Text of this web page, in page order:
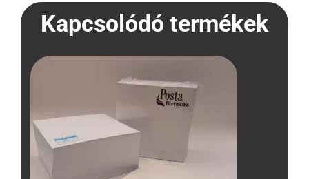
Kapcsolódó termékek